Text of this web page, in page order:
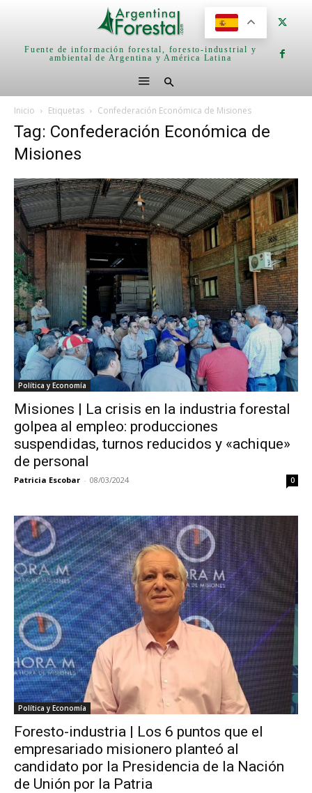
Fuente de información forestal, foresto-industrial y
ambiental de Argentina y América Latina
Inicio Etiquetas Confederación Económica de Misiones
Tag: Confederación Económica de
Misiones
Política y Economía
Misiones | La crisis en la industria forestal
golpea al empleo: producciones
suspendidas, turnos reducidos y «achique»
de personal
Patricia Escobar - 08/03/2024 0
Política y Economía
Foresto-industria | Los 6 puntos que el
empresariado misionero planteó al
candidato por la Presidencia de la Nación
de Unión por la Patria